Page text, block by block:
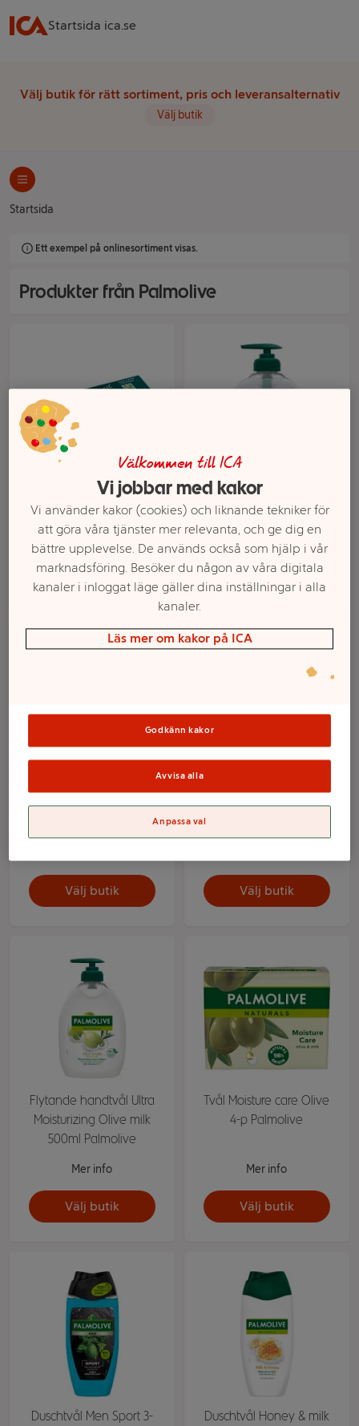
Startsida ica.se
Välj butik för rätt sortiment, pris och leveransalternativ
Välj butik
Startsida
Ett exempel på onlinesortiment visas.
Produkter från Palmolive
Classic Rakkräm 100ml
Palmolive
Mer info
Välj butik
Handtvål Aquarium
300ml Palmolive
Mer info
Välj butik
& honey 500ml
Välj butik
Delicate care Almond
Välj butik
Flytande handtvål Ultra
Moisturizing Olive milk
500ml Palmolive
Mer info
Välj butik
Tvål Moisture care Olive
4-p Palmolive
Mer info
Välj butik
Duschtvål Men Sport 3-
Duschtvål Honey & milk
Välkommen till ICA
Vi jobbar med kakor
Vi använder kakor (cookies) och liknande tekniker för
att göra våra tjänster mer relevanta, och ge dig en
bättre upplevelse. De används också som hjälp i vår
marknadsföring. Besöker du någon av våra digitala
kanaler i inloggat läge gäller dina inställningar i alla
kanaler.
Läs mer om kakor på ICA
Godkänn kakor
Avvisa alla
Anpassa val